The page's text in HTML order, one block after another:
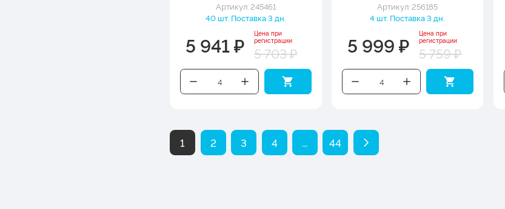
Артикул: 245461
40 шт. Поставка 3 дн.
5 941 ₽
Цена при
регистрации
5 703 ₽
Артикул: 256185
4 шт. Поставка 3 дн.
5 999 ₽
Цена при
регистрации
5 759 ₽
1 2 3 4 ... 44